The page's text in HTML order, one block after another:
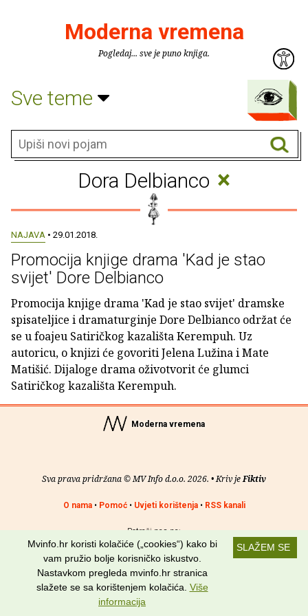
Moderna vremena
Pogledaj... sve je puno knjiga.
Sve teme
Dora Delbianco ×
NAJAVA • 29.01.2018.
Promocija knjige drama 'Kad je stao
svijet' Dore Delbianco
Promocija knjige drama 'Kad je stao svijet' dramske
spisateljice i dramaturginje Dore Delbianco održat će
se u foajeu Satiričkog kazališta Kerempuh. Uz
autoricu, o knjizi će govoriti Jelena Lužina i Mate
Matišić. Dijaloge drama oživotvorit će glumci
Satiričkog kazališta Kerempuh.
Moderna vremena
Sva prava pridržana © MV Info d.o.o. 2026. • Kriv jeFiktiv
O nama• Pomoć• Uvjeti korištenja• RSS kanali
Potraži nas na:
SLAŽEM SE
Mvinfo.hr koristi kolačiće („cookies“) kako bi
vam pružio bolje korisničko iskustvo.
Nastavkom pregleda mvinfo.hr stranica
slažete se sa korištenjem kolačića. Više
informacija